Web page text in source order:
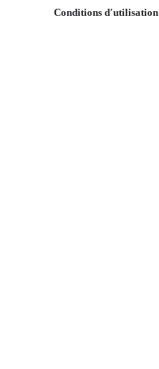
Conditions d'utilisation